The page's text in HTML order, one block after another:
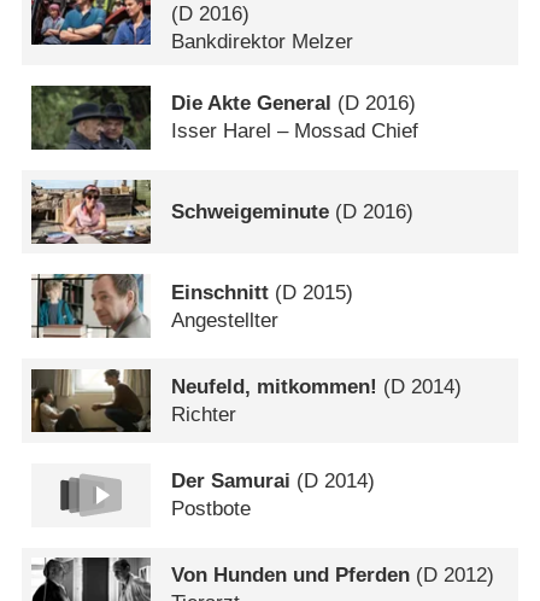
(D 2016)
Bankdirektor Melzer
Die Akte General (D 2016)
Isser Harel – Mossad Chief
Schweigeminute (D 2016)
Einschnitt (D 2015)
Angestellter
Neufeld, mitkommen! (D 2014)
Richter
Der Samurai (D 2014)
Postbote
Von Hunden und Pferden (D 2012)